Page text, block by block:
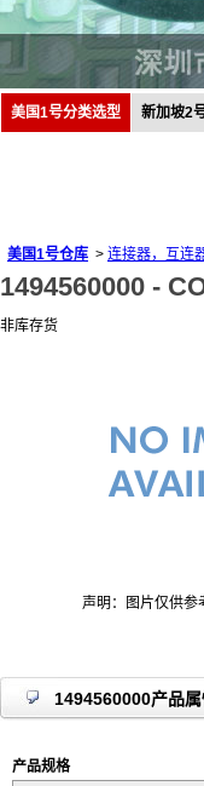
美国1号分类选型 新加坡2
美国1号仓库 > 连接器，互连
1494560000 -
非库存货
声明：图片仅供参
1494560000产品
产品规格